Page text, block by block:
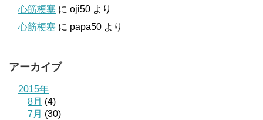
心筋梗塞 に oji50 より
心筋梗塞 に papa50 より
アーカイブ
2015年
8月 (4)
7月 (30)